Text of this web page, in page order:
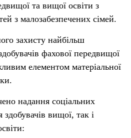
та вищої освіти з
з малозабезпечених сімей.
захисту найбільш
фахової передвищої
елементом матеріальної
надання соціальних
вищої, так і